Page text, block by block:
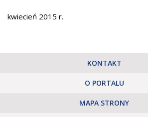
kwiecień 2015 r.
KONTAKT
O PORTALU
MAPA STRONY